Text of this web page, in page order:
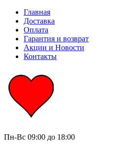
Главная
Доставка
Оплата
Гарантия и возврат
Акции и Новости
Контакты
Пн-Вс 09:00 до 18:00